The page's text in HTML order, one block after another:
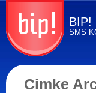
küldés
egyszerűen! BIP
BIP!
SMS
Cimke